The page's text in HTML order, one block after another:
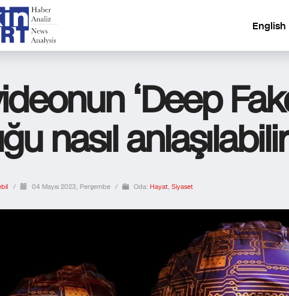
English
‘Deep
nasıl
/ 04 Mayıs 2023, Perşembe / Oda: Hayat, Siyaset